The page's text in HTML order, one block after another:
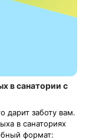
в санатории с
дарит заботу вам.
в санаториях
формат: